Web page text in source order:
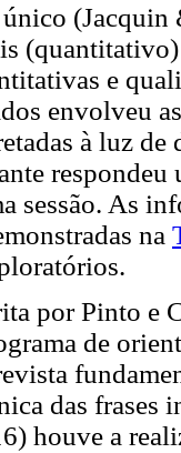
único
e
envolveu
à luz
sessão. As
na
por Pinto e
de
das frases
houve a